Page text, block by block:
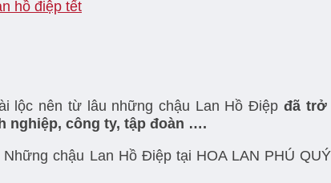
hồ điệp tết
lộc nên từ lâu những chậu Lan Hồ Điệp đã trở
nghiệp, công ty, tập đoàn ….
chậu Lan Hồ Điệp tại HOA LAN PHÚ